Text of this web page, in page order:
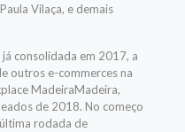
Vilaça, e demais
consolidada em 2017, a
outros e-commerces na
MadeiraMadeira,
de 2018. No começo
rodada de